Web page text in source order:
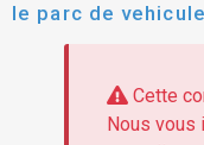
le parc de
Cette
Nous vous